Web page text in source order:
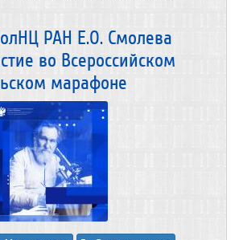
РАН Е.О. Смолева
во Всероссийском
марафоне